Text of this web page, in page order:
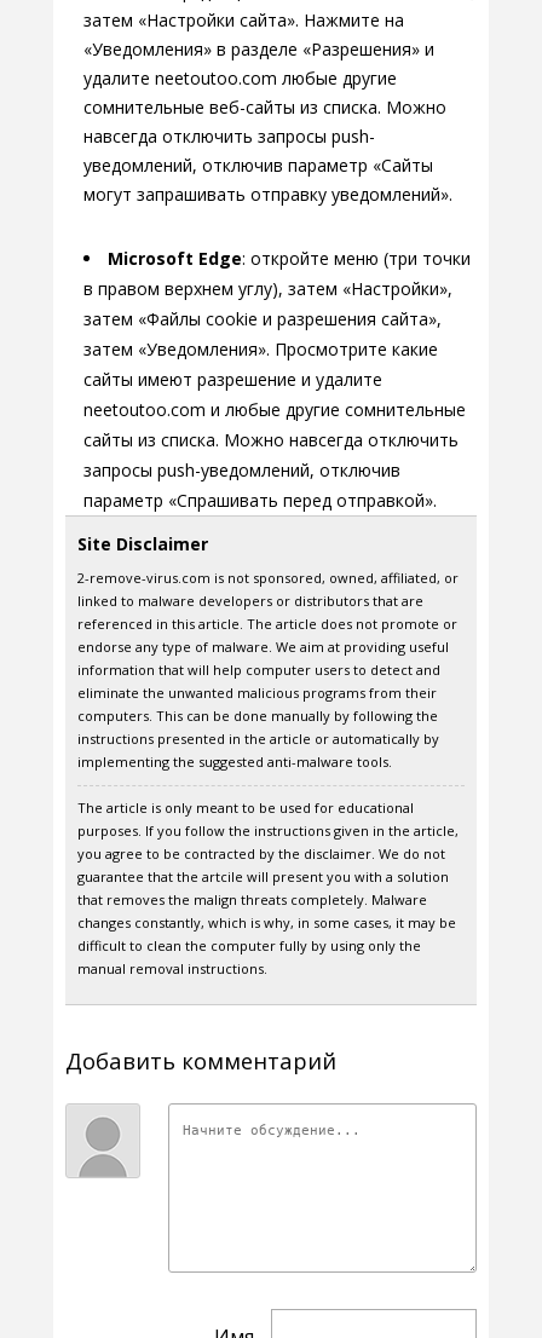
затем «Настройки сайта». Нажмите на
«Уведомления» в разделе «Разрешения» и
удалите neetoutoo.com любые другие
сомнительные веб-сайты из списка. Можно
навсегда отключить запросы push-
уведомлений, отключив параметр «Сайты
могут запрашивать отправку уведомлений».
Microsoft Edge: откройте меню (три точки
в правом верхнем углу), затем «Настройки»,
затем «Файлы cookie и разрешения сайта»,
затем «Уведомления». Просмотрите какие
сайты имеют разрешение и удалите
neetoutoo.com и любые другие сомнительные
сайты из списка. Можно навсегда отключить
запросы push-уведомлений, отключив
параметр «Спрашивать перед отправкой».
Site Disclaimer
2-remove-virus.com is not sponsored, owned, affiliated, or
linked to malware developers or distributors that are
referenced in this article. The article does not promote or
endorse any type of malware. We aim at providing useful
information that will help computer users to detect and
eliminate the unwanted malicious programs from their
computers. This can be done manually by following the
instructions presented in the article or automatically by
implementing the suggested anti-malware tools.
The article is only meant to be used for educational
purposes. If you follow the instructions given in the article,
you agree to be contracted by the disclaimer. We do not
guarantee that the artcile will present you with a solution
that removes the malign threats completely. Malware
changes constantly, which is why, in some cases, it may be
difficult to clean the computer fully by using only the
manual removal instructions.
Добавить комментарий